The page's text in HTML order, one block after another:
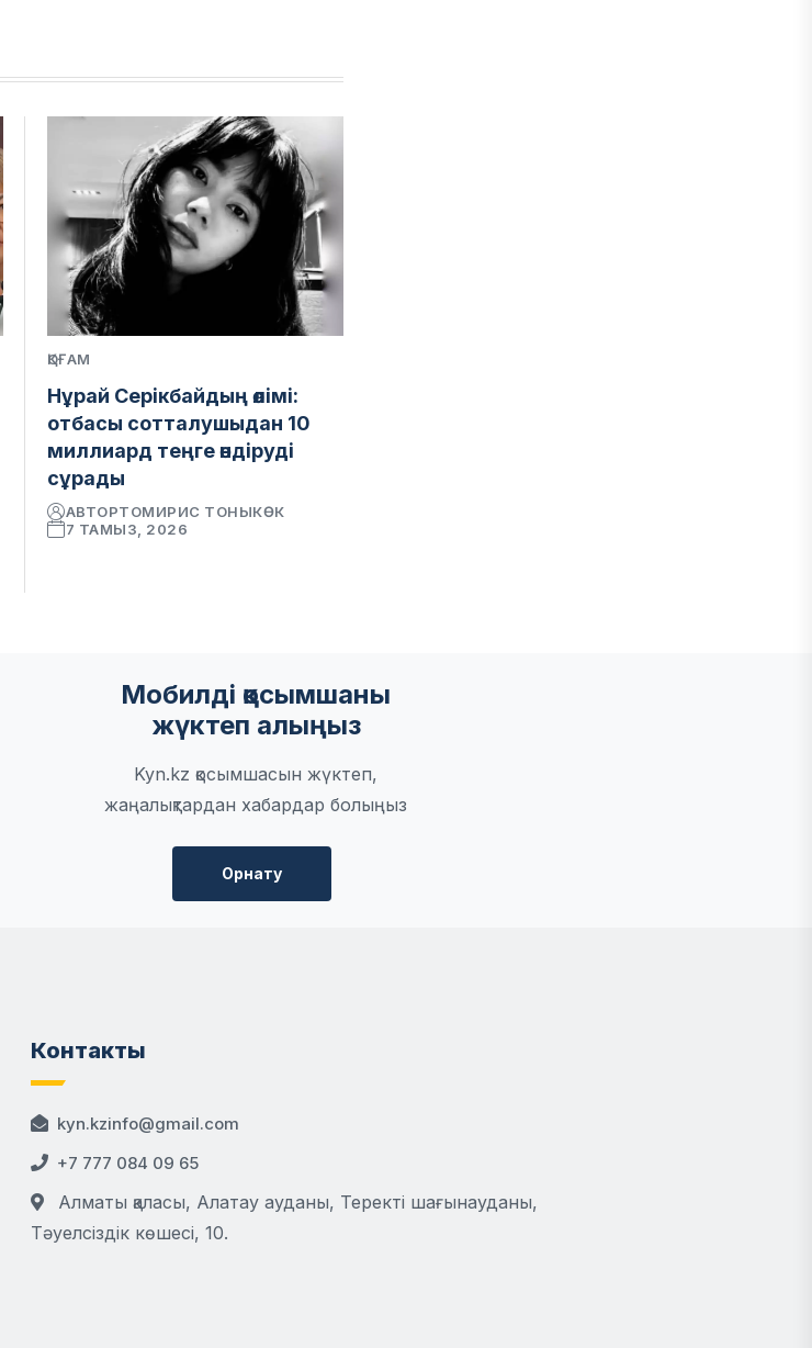
ҚОҒАМ
Нұрай Серікбайдың өлімі:
отбасы сотталушыдан 10
миллиард теңге өндіруді
сұрады
АВТОРТОМИРИС ТОНЫКӨК
7 ТАМЫЗ, 2026
Мобилді қосымшаны
жүктеп алыңыз
Kyn.kz қосымшасын жүктеп,
жаңалықтардан хабардар болыңыз
Орнату
Контакты
kyn.kzinfo@gmail.com
+7 777 084 09 65
Алматы қаласы, Алатау ауданы, Теректі шағынауданы,
Тәуелсіздік көшесі, 10.